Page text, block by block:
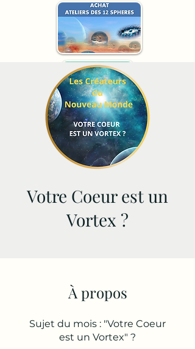
Votre Coeur est un
Vortex ?
À propos
Sujet du mois : "Votre Coeur
est un Vortex" ?